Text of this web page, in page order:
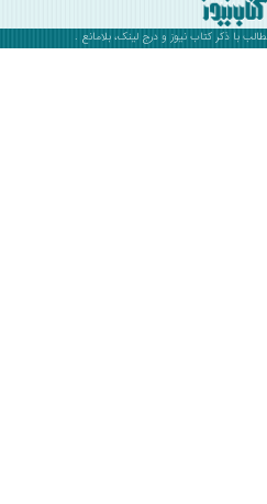
کتاب نیوزو درج لینک، بلامانع .